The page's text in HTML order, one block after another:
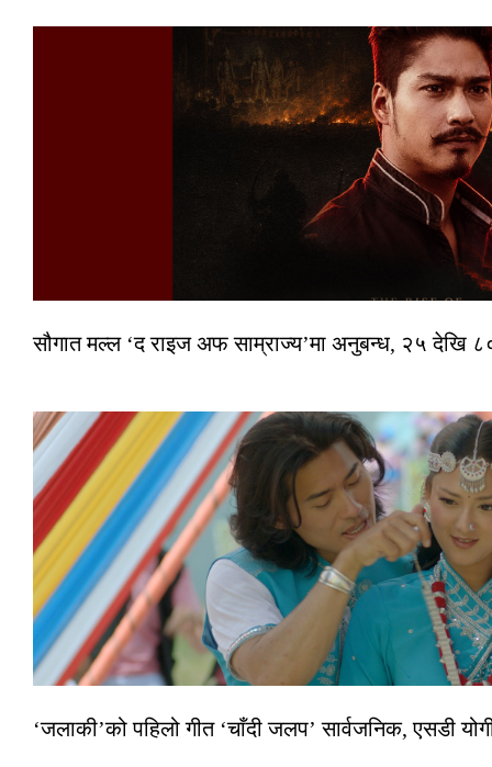
सौगात मल्ल ‘द राइज अफ साम्राज्य’मा अनुबन्ध, २५ देखि
‘जलाकी’को पहिलो गीत ‘चाँदी जलप’ सार्वजनिक, एसडी